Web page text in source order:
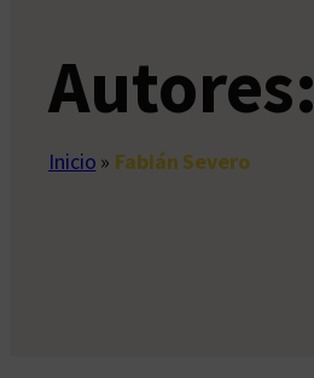
Autores:
Inicio » Fabián Severo